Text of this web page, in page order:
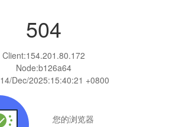
504
Client:154.201.80.172
Node:b126a64
14/Dec/2025:15:40:21 +0800
您的浏览器